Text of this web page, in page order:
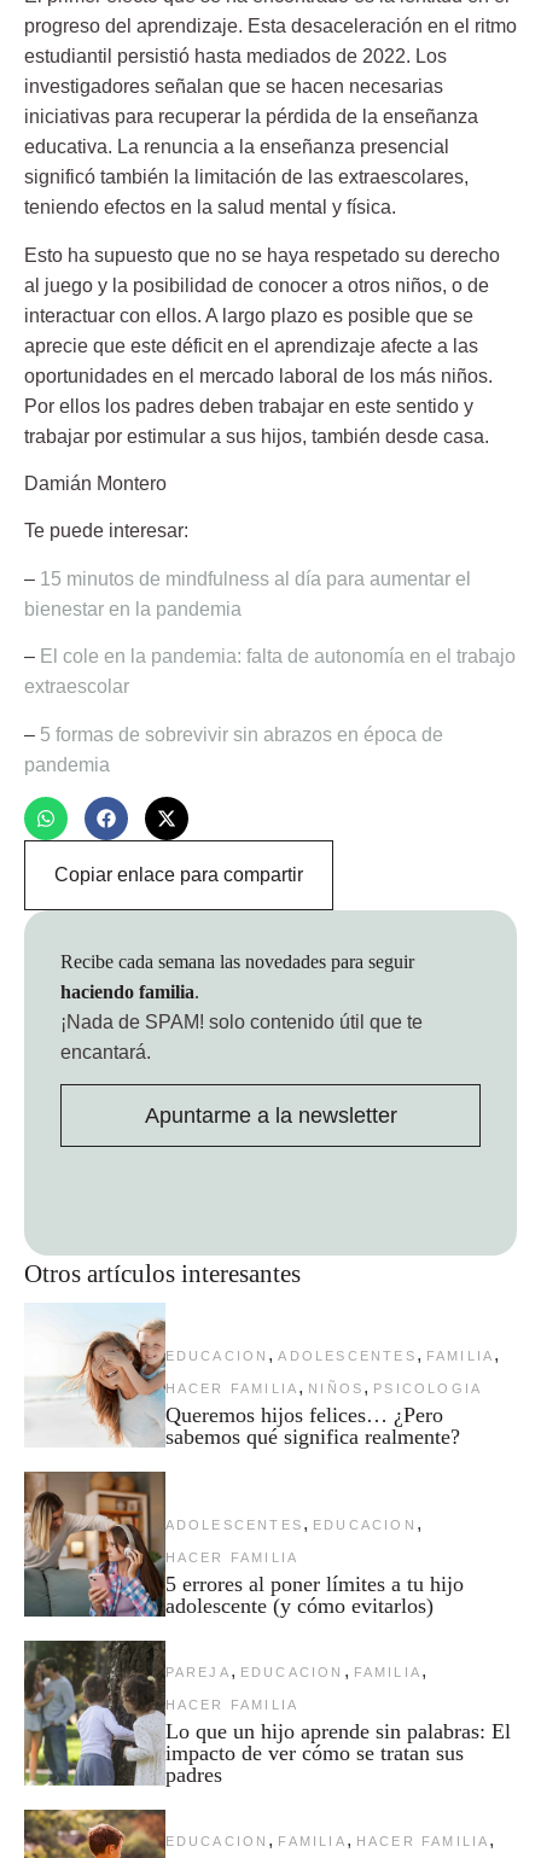
progreso del aprendizaje. Esta desaceleración en el ritmo
estudiantil persistió hasta mediados de 2022. Los
investigadores señalan que se hacen necesarias
iniciativas para recuperar la pérdida de la enseñanza
educativa. La renuncia a la enseñanza presencial
significó también la limitación de las extraescolares,
teniendo efectos en la salud mental y física.
Esto ha supuesto que no se haya respetado su derecho
al juego y la posibilidad de conocer a otros niños, o de
interactuar con ellos. A largo plazo es posible que se
aprecie que este déficit en el aprendizaje afecte a las
oportunidades en el mercado laboral de los más niños.
Por ellos los padres deben trabajar en este sentido y
trabajar por estimular a sus hijos, también desde casa.
Damián Montero
Te puede interesar:
– 15 minutos de mindfulness al día para aumentar el
bienestar en la pandemia
– El cole en la pandemia: falta de autonomía en el trabajo
extraescolar
– 5 formas de sobrevivir sin abrazos en época de
pandemia
Copiar enlace para compartir
Otros artículos interesantes
EDUCACION , ADOLESCENTES , FAMILIA ,
HACER FAMILIA , NIÑOS , PSICOLOGIA
Queremos hijos felices… ¿Pero
sabemos qué significa realmente?
ADOLESCENTES , EDUCACION ,
HACER FAMILIA
5 errores al poner límites a tu hijo
adolescente (y cómo evitarlos)
PAREJA , EDUCACION , FAMILIA ,
HACER FAMILIA
Lo que un hijo aprende sin palabras: El
impacto de ver cómo se tratan sus
padres
EDUCACION , FAMILIA , HACER FAMILIA ,
Recibe cada semana las novedades para seguir
haciendo familia.
¡Nada de SPAM! solo contenido útil que te
encantará.
Apuntarme a la newsletter